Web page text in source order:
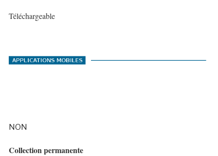
Téléchargeable
NON
Collection permanente